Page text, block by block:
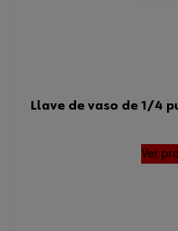
Llave de vaso de 1/4
Ver